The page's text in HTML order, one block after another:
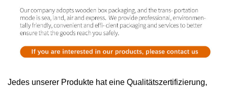
Jedes unserer Produkte hat eine Qualitätszertifizierung,